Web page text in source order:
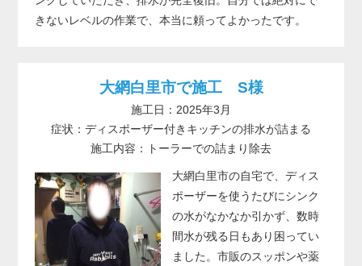
きないレベルの作業で、本当に頼ってよかったです。
大網白里市で施工 S様
施工日：2025年3月
症状：ディスポーザー付きキッチンの排水が詰まる
施工内容：トーラーでの詰まり除去
大網白里市の自宅で、ディス
ポーザーを使うたびにシンク
の水がなかなか引かず、数時
間水が残る日もあり困ってい
ました。市販のスッポンや薬